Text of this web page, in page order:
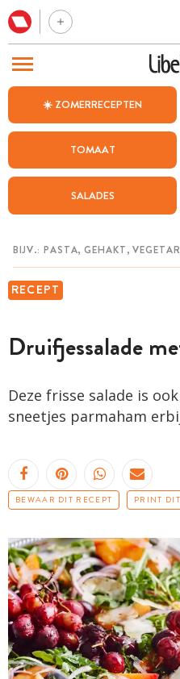
☀️ ZOMERRECEPTEN
TOMAAT
SALADES
RECEPT
Druifjessalade
Deze frisse salade is
sneetjes parmaham
BEWAAR DIT RECEPT PRINT
BEZOEK ONZE ANDERE WEBSITES
WEEKMENU
CHAT MET MAIA
MIJN BEWAARDE RECEPTEN